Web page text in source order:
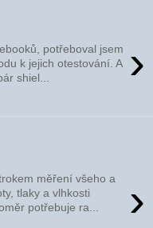
›
potřeboval jsem
k jejich otestování. A
shiel...
›
měření všeho a
tlaky a vlhkosti
potřebuje ra...